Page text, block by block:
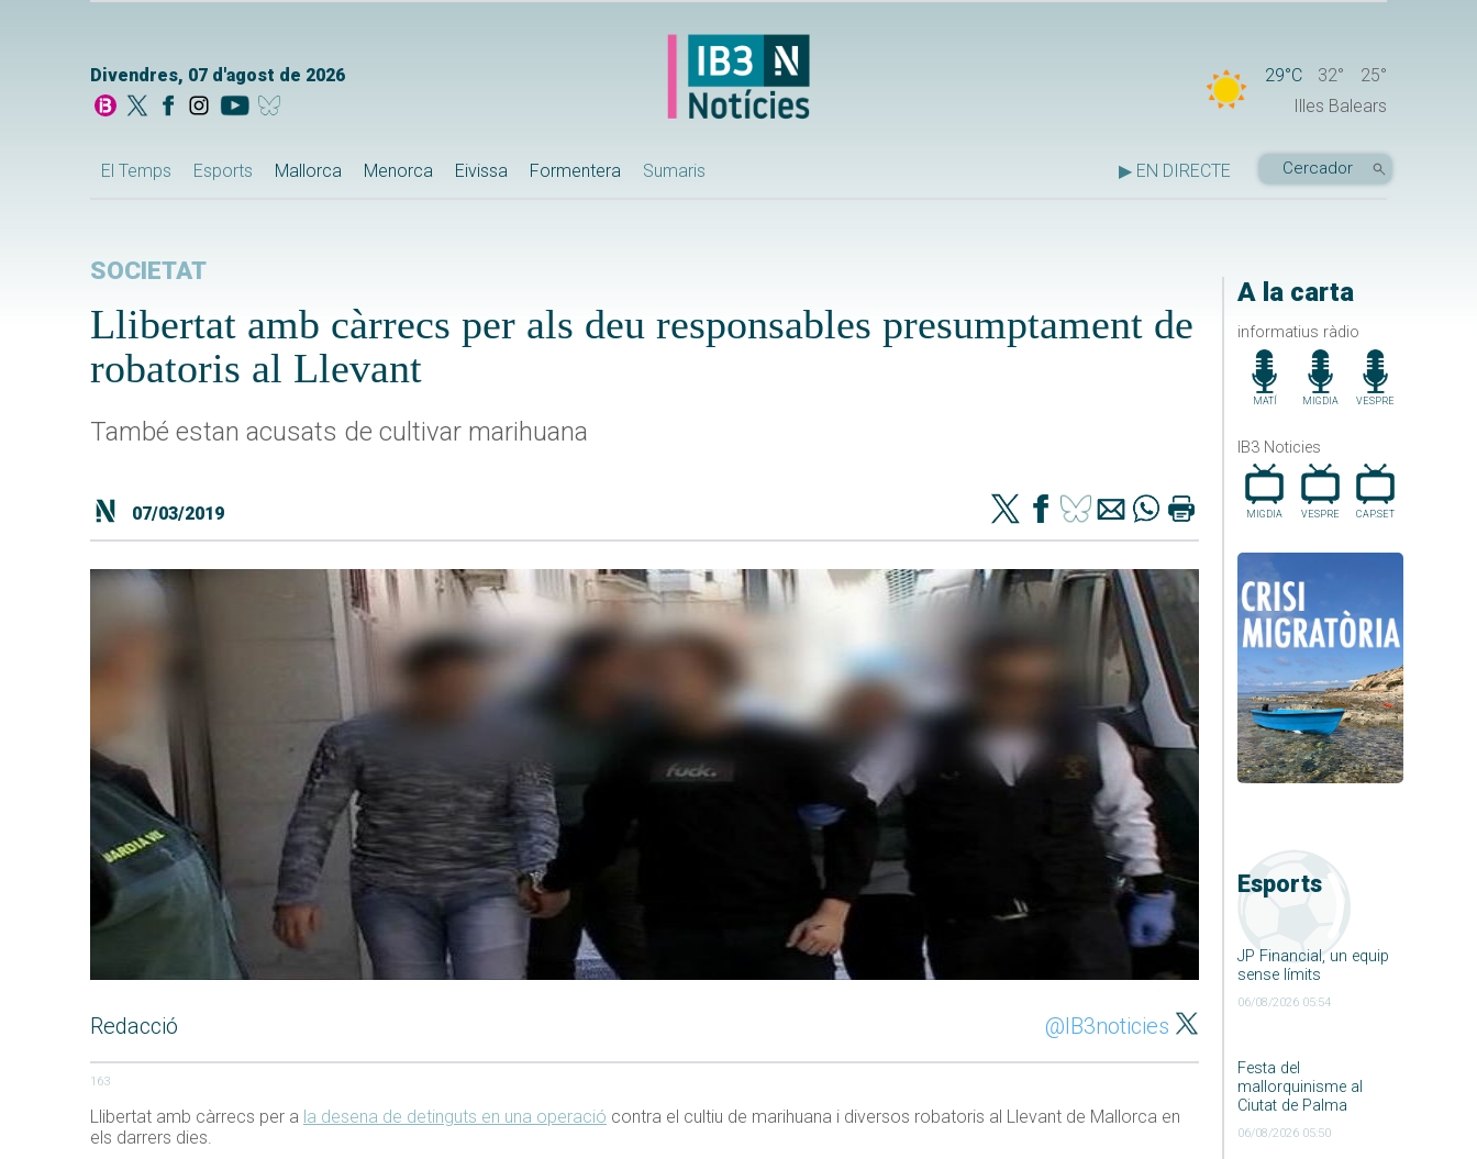
Divendres, 07 d'agost de 2026 29°C 32°
25°
Illes Balears
El Temps Esports Mallorca Menorca Eivissa Formentera Sumaris ▶ EN DIRECTE
A la carta
informatius ràdio
MATÍ MIGDIA VESPRE
IB3 Noticies
MIGDIA VESPRE CAP.SET
Esports
JP Financial, un equip
sense límits
06/08/2026 05:54
Festa del
mallorquinisme al
Ciutat de Palma
06/08/2026 05:50
SOCIETAT
Llibertat amb càrrecs per als deu responsables presumptament de
robatoris al Llevant
També estan acusats de cultivar marihuana
07/03/2019
Redacció @IB3noticies
163
Llibertat amb càrrecs per a la desena de detinguts en una operació contra el cultiu de marihuana i diversos robatoris al Llevant de Mallorca en
els darrers dies.